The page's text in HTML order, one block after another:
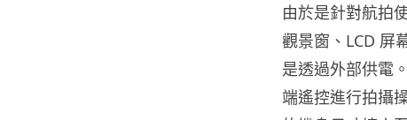
由於是針對航拍
觀景窗、LCD 屏
是透過外部供電
端遙控進行拍攝